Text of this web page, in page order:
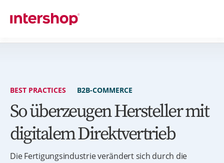
BEST PRACTICES B2B-COMMERCE
So überzeugen Hersteller mit
digitalem Direktvertrieb
Die Fertigungsindustrie verändert sich durch die